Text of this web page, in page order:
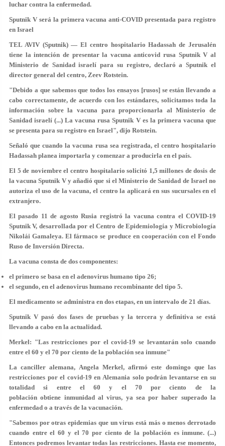
luchar contra la enfermedad.
Sputnik V será la primera vacuna anti-COVID presentada para registro
en Israel
TEL AVIV (Sputnik) — El centro hospitalario Hadassah de Jerusalén
tiene la intención de presentar la vacuna anticovid rusa Sputnik V al
Ministerio de Sanidad israelí para su registro, declaró a Sputnik el
director general del centro, Zeev Rotstein.
"Debido a que sabemos que todos los ensayos [rusos] se están llevando a
cabo correctamente, de acuerdo con los estándares, solicitamos toda la
información sobre la vacuna para proporcionarla al Ministerio de
Sanidad israelí (...) La vacuna rusa Sputnik V es la primera vacuna que
se presenta para su registro en Israel", dijo Rotstein.
Señaló que cuando la vacuna rusa sea registrada, el centro hospitalario
Hadassah planea importarla y comenzar a producirla en el país.
El 5 de noviembre el centro hospitalario solicitó 1,5 millones de dosis de
la vacuna Sputnik V y añadió que si el Ministerio de Sanidad de Israel no
autoriza el uso de la vacuna, el centro la aplicará en sus sucursales en el
extranjero.
El pasado 11 de agosto Rusia registró la vacuna contra el COVID-19
Sputnik V, desarrollada por el Centro de Epidemiología y Microbiología
Nikolái Gamaleya. El fármaco se produce en cooperación con el Fondo
Ruso de Inversión Directa.
La vacuna consta de dos componentes:
el primero se basa en el adenovirus humano tipo 26;
el segundo, en el adenovirus humano recombinante del tipo 5.
El medicamento se administra en dos etapas, en un intervalo de 21 días.
Sputnik V pasó dos fases de pruebas y la tercera y definitiva se está
llevando a cabo en la actualidad.
Merkel: "Las restricciones por el covid-19 se levantarán solo cuando
entre el 60 y el 70 por ciento de la población sea inmune"
La canciller alemana, Angela Merkel, afirmó este domingo que las
restricciones por el covid-19 en Alemania solo podrán levantarse en su
totalidad si entre el 60 y el 70 por ciento de la
población obtiene inmunidad al virus, ya sea por haber superado la
enfermedad o a través de la vacunación.
"Sabemos por otras epidemias que un virus está más o menos derrotado
cuando entre el 60 y el 70 por ciento de la población es inmune. (...)
Entonces podremos levantar todas las restricciones. Hasta ese momento,